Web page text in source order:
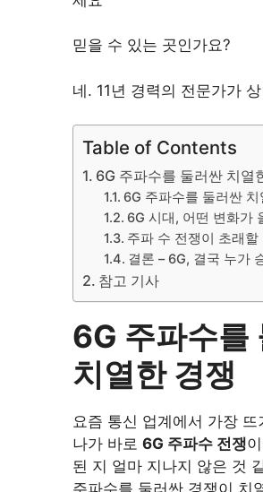
믿을 수 있는 곳인가요?
네. 11년 경력의 전문가가
Table of Contents
6G 주파수를 둘러싼 치열
6G 주파수를 둘러싼 치
6G 시대, 어떤 변화가
주파 수 전쟁이 초래할
결론 – 6G, 결국 누가
참고 기사
6G 주파수를
치열한 경쟁
요즘 통신 업계에서 가장
나가 바로 6G 주파수 전쟁
된 지 얼마 지나지 않은 것